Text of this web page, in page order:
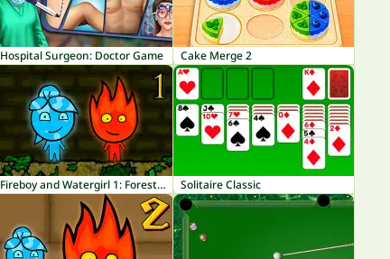
Hospital Surgeon: Doctor Game Cake Merge 2
Fireboy and Watergirl 1: Forest Temple Solitaire Classic